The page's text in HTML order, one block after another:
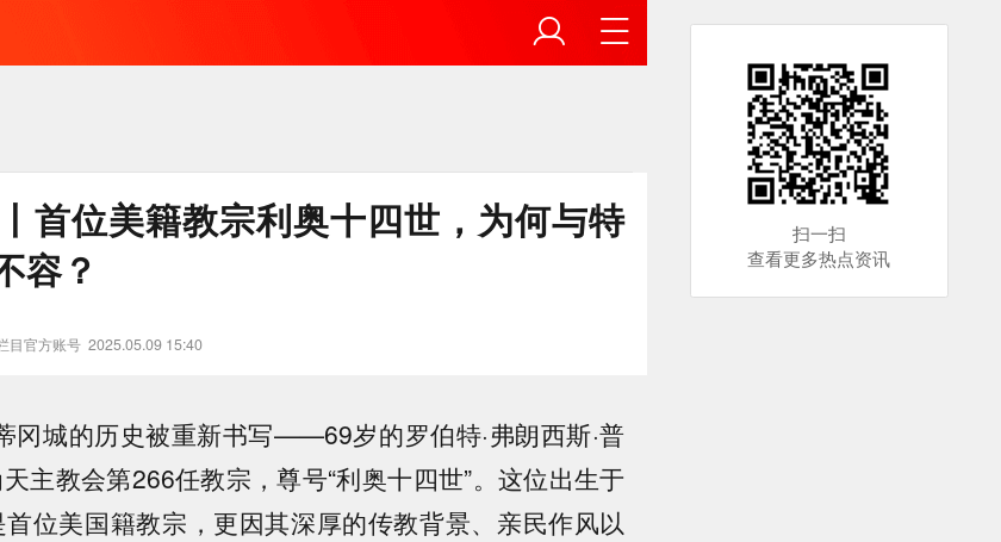
首位美籍教宗利奥十四世，为何与特
容？
目官方账号 2025.05.09 15:40
冈城的历史被重新书写——69岁的罗伯特·弗朗西斯·普
主教会第266任教宗，尊号“利奥十四世”。这位出生于
位美国籍教宗，更因其深厚的传教背景、亲民作风以
扫一扫
查看更多热点资讯